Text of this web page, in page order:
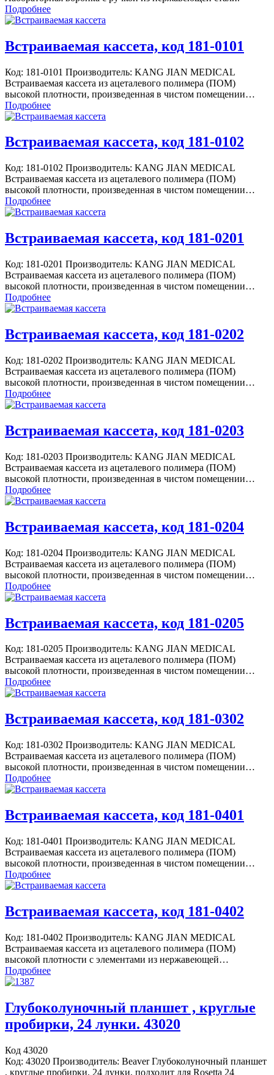
Подробнее
Встраиваемая кассета, код 181-0101
Код: 181-0101 Производитель: KANG JIAN MEDICAL
Встраиваемая кассета из ацеталевого полимера (ПОМ)
высокой плотности, произведенная в чистом помещении…
Подробнее
Встраиваемая кассета, код 181-0102
Код: 181-0102 Производитель: KANG JIAN MEDICAL
Встраиваемая кассета из ацеталевого полимера (ПОМ)
высокой плотности, произведенная в чистом помещении…
Подробнее
Встраиваемая кассета, код 181-0201
Код: 181-0201 Производитель: KANG JIAN MEDICAL
Встраиваемая кассета из ацеталевого полимера (ПОМ)
высокой плотности, произведенная в чистом помещении…
Подробнее
Встраиваемая кассета, код 181-0202
Код: 181-0202 Производитель: KANG JIAN MEDICAL
Встраиваемая кассета из ацеталевого полимера (ПОМ)
высокой плотности, произведенная в чистом помещении…
Подробнее
Встраиваемая кассета, код 181-0203
Код: 181-0203 Производитель: KANG JIAN MEDICAL
Встраиваемая кассета из ацеталевого полимера (ПОМ)
высокой плотности, произведенная в чистом помещении…
Подробнее
Встраиваемая кассета, код 181-0204
Код: 181-0204 Производитель: KANG JIAN MEDICAL
Встраиваемая кассета из ацеталевого полимера (ПОМ)
высокой плотности, произведенная в чистом помещении…
Подробнее
Встраиваемая кассета, код 181-0205
Код: 181-0205 Производитель: KANG JIAN MEDICAL
Встраиваемая кассета из ацеталевого полимера (ПОМ)
высокой плотности, произведенная в чистом помещении…
Подробнее
Встраиваемая кассета, код 181-0302
Код: 181-0302 Производитель: KANG JIAN MEDICAL
Встраиваемая кассета из ацеталевого полимера (ПОМ)
высокой плотности, произведенная в чистом помещении…
Подробнее
Встраиваемая кассета, код 181-0401
Код: 181-0401 Производитель: KANG JIAN MEDICAL
Встраиваемая кассета из ацеталевого полимера (ПОМ)
высокой плотности, произведенная в чистом помещении…
Подробнее
Встраиваемая кассета, код 181-0402
Код: 181-0402 Производитель: KANG JIAN MEDICAL
Встраиваемая кассета из ацеталевого полимера (ПОМ)
высокой плотности с элементами из нержавеющей…
Подробнее
Глубоколуночный планшет , круглые
пробирки, 24 лунки. 43020
Код 43020
Код: 43020 Производитель: Beaver Глубоколуночный планшет
, круглые пробирки, 24 лунки, подходит для Rosetta 24